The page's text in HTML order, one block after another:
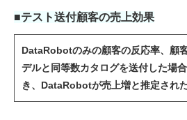
■テスト送付顧客の売上効果
DataRobotのみの顧客の反応率、顧
デルと同等数カタログを送付した場
き、DataRobotが売上増と推定された